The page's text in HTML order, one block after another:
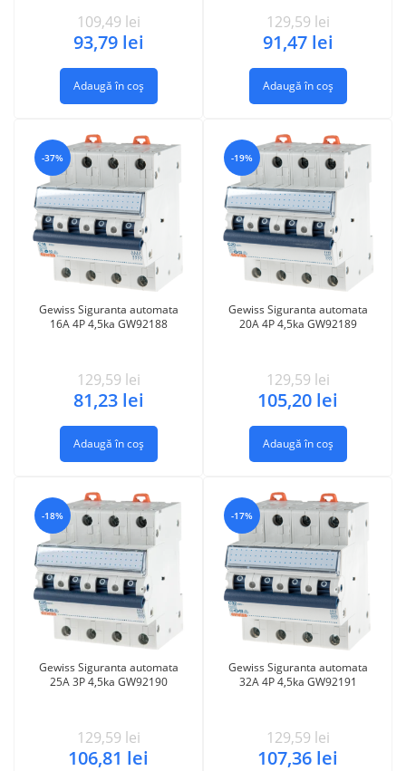
109,49 lei
93,79 lei
Adaugă în coș
129,59 lei
91,47 lei
Adaugă în coș
-37%
Gewiss Siguranta automata
16A 4P 4,5ka GW92188
129,59 lei
81,23 lei
Adaugă în coș
-19%
Gewiss Siguranta automata
20A 4P 4,5ka GW92189
129,59 lei
105,20 lei
Adaugă în coș
-18%
Gewiss Siguranta automata
25A 3P 4,5ka GW92190
129,59 lei
106,81 lei
-17%
Gewiss Siguranta automata
32A 4P 4,5ka GW92191
129,59 lei
107,36 lei